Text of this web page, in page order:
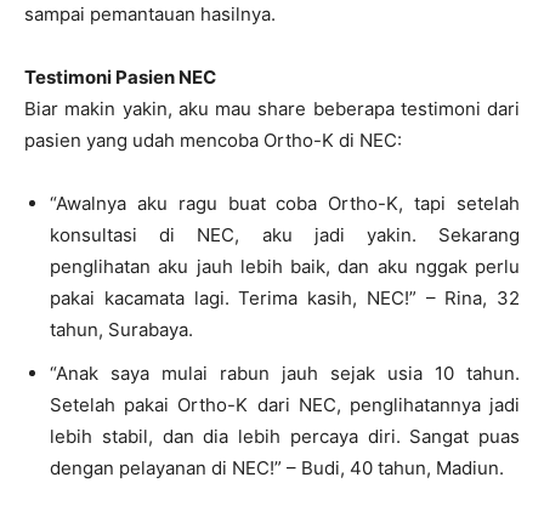
sampai pemantauan hasilnya.
Testimoni Pasien NEC
Biar makin yakin, aku mau share beberapa testimoni dari
pasien yang udah mencoba Ortho-K di NEC:
“Awalnya aku ragu buat coba Ortho-K, tapi setelah
konsultasi di NEC, aku jadi yakin. Sekarang
penglihatan aku jauh lebih baik, dan aku nggak perlu
pakai kacamata lagi. Terima kasih, NEC!” – Rina, 32
tahun, Surabaya.
“Anak saya mulai rabun jauh sejak usia 10 tahun.
Setelah pakai Ortho-K dari NEC, penglihatannya jadi
lebih stabil, dan dia lebih percaya diri. Sangat puas
dengan pelayanan di NEC!” – Budi, 40 tahun, Madiun.